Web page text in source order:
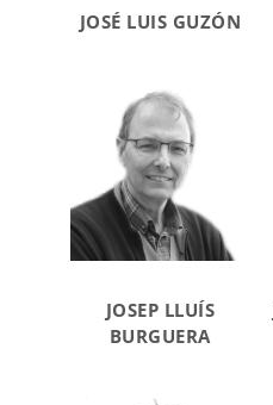
JOSÉ LUIS GUZÓN
JOSEP LLUÍS
BURGUERA